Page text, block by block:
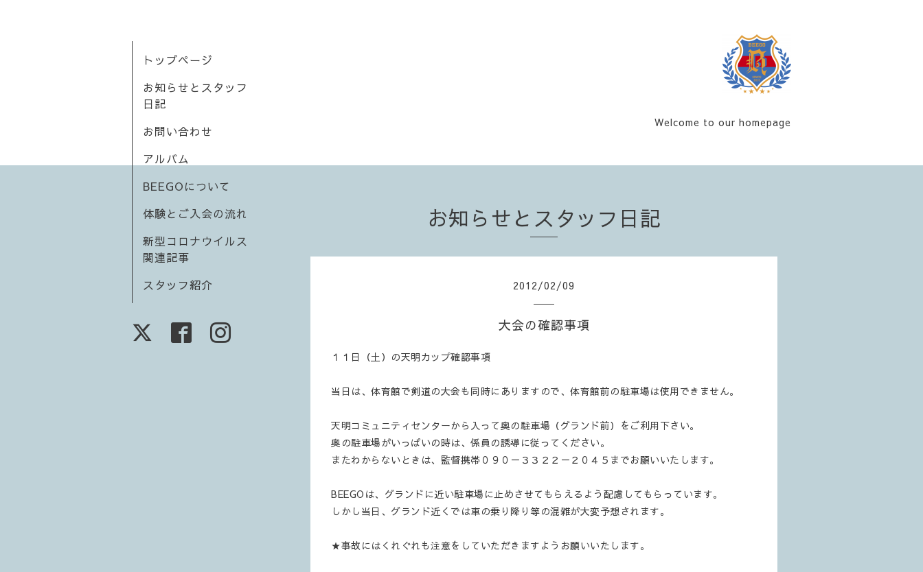
Welcome to our homepage
トップページ
お知らせとスタッフ
日記
お問い合わせ
アルバム
BEEGOについて
体験とご入会の流れ
新型コロナウイルス
関連記事
スタッフ紹介
お知らせとスタッフ日記
2012/02/09
大会の確認事項
１１日（土）の天明カップ確認事項
当日は、体育館で剣道の大会も同時にありますので、体育館前の駐車場は使用できません。
天明コミュニティセンターから入って奥の駐車場（グランド前）をご利用下さい。
奥の駐車場がいっぱいの時は、係員の誘導に従ってください。
またわからないときは、監督携帯０９０－３３２２－２０４５までお願いいたします。
BEEGOは、グランドに近い駐車場に止めさせてもらえるよう配慮してもらっています。
しかし当日、グランド近くでは車の乗り降り等の混雑が大変予想されます。
★事故にはくれぐれも注意をしていただきますようお願いいたします。